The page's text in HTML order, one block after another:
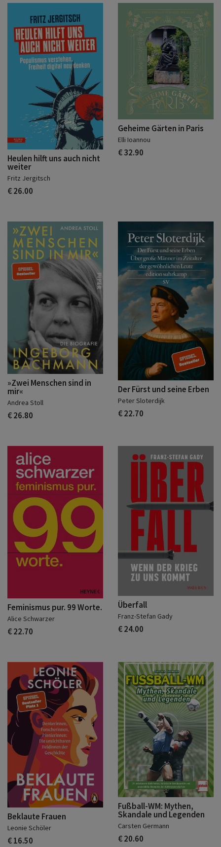
Heulen hilft uns auch nicht
weiter
Fritz Jergitsch
€ 26.00
Geheime Gärten in Paris
Elli Ioannou
€ 32.90
»Zwei Menschen sind in
mir«
Andrea Stoll
€ 26.80
Der Fürst und seine Erben
Peter Sloterdijk
€ 22.70
Feminismus pur. 99 Worte.
Alice Schwarzer
€ 22.70
Überfall
Franz-Stefan Gady
€ 24.00
Beklaute Frauen
Leonie Schöler
€ 16.50
Fußball-WM: Mythen,
Skandale und Legenden
Carsten Germann
€ 20.60